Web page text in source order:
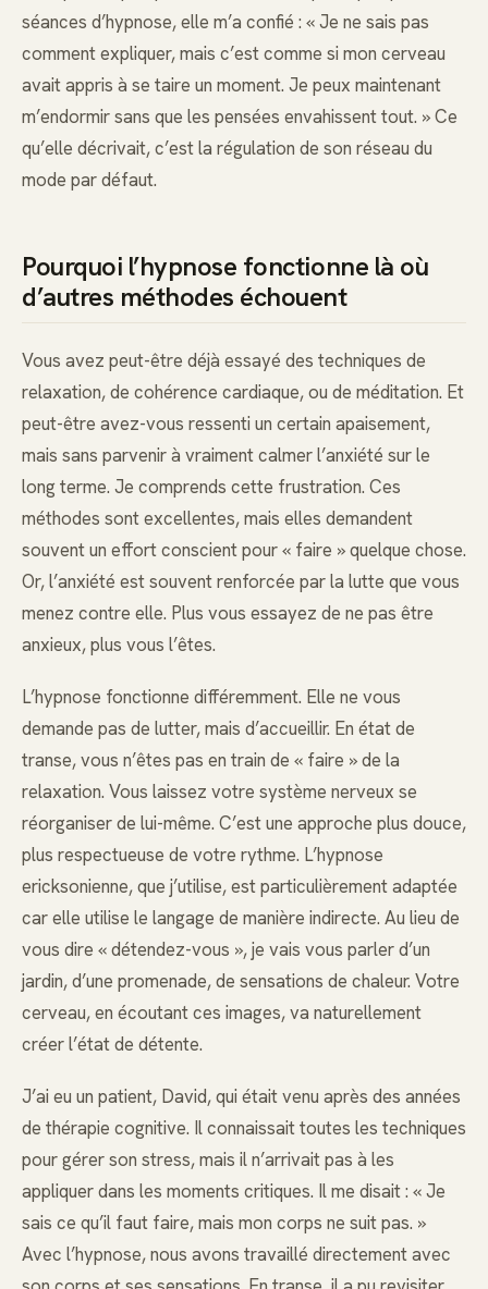
séances d’hypnose, elle m’a confié : « Je ne sais pas
comment expliquer, mais c’est comme si mon cerveau
avait appris à se taire un moment. Je peux maintenant
m’endormir sans que les pensées envahissent tout. » Ce
qu’elle décrivait, c’est la régulation de son réseau du
mode par défaut.
Pourquoi l’hypnose fonctionne là où
d’autres méthodes échouent
Vous avez peut-être déjà essayé des techniques de
relaxation, de cohérence cardiaque, ou de méditation. Et
peut-être avez-vous ressenti un certain apaisement,
mais sans parvenir à vraiment calmer l’anxiété sur le
long terme. Je comprends cette frustration. Ces
méthodes sont excellentes, mais elles demandent
souvent un effort conscient pour « faire » quelque chose.
Or, l’anxiété est souvent renforcée par la lutte que vous
menez contre elle. Plus vous essayez de ne pas être
anxieux, plus vous l’êtes.
L’hypnose fonctionne différemment. Elle ne vous
demande pas de lutter, mais d’accueillir. En état de
transe, vous n’êtes pas en train de « faire » de la
relaxation. Vous laissez votre système nerveux se
réorganiser de lui-même. C’est une approche plus douce,
plus respectueuse de votre rythme. L’hypnose
ericksonienne, que j’utilise, est particulièrement adaptée
car elle utilise le langage de manière indirecte. Au lieu de
vous dire « détendez-vous », je vais vous parler d’un
jardin, d’une promenade, de sensations de chaleur. Votre
cerveau, en écoutant ces images, va naturellement
créer l’état de détente.
J’ai eu un patient, David, qui était venu après des années
de thérapie cognitive. Il connaissait toutes les techniques
pour gérer son stress, mais il n’arrivait pas à les
appliquer dans les moments critiques. Il me disait : « Je
sais ce qu’il faut faire, mais mon corps ne suit pas. »
Avec l’hypnose, nous avons travaillé directement avec